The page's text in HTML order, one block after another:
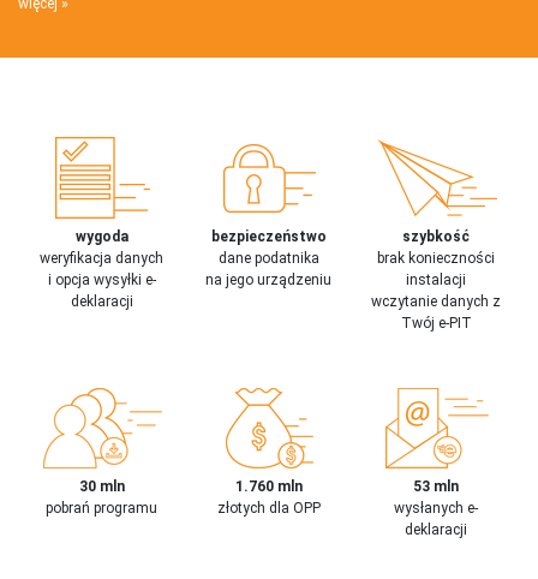
wygoda
weryfikacja danych
i opcja wysyłki e-
deklaracji
bezpieczeństwo
dane podatnika
na jego urządzeniu
szybkość
brak konieczności
instalacji
wczytanie danych z
Twój e-PIT
30 mln
pobrań programu
1.760 mln
złotych dla OPP
53 mln
wysłanych e-
deklaracji